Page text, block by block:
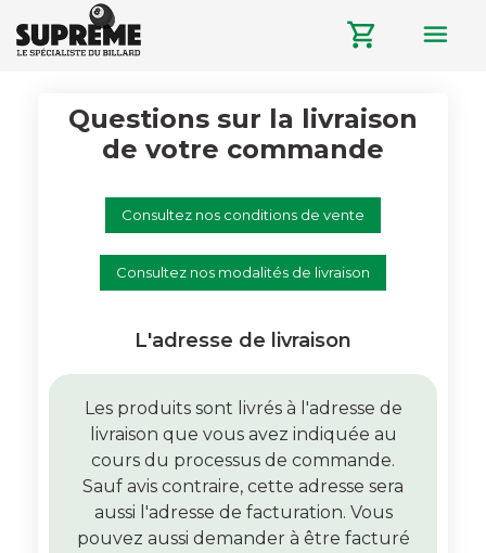
shopping_cart menu
Questions sur la livraison
de votre commande
Consultez nos conditions de vente
Consultez nos modalités de livraison
L'adresse de livraison
Les produits sont livrés à l'adresse de
livraison que vous avez indiquée au
cours du processus de commande.
Sauf avis contraire, cette adresse sera
aussi l'adresse de facturation. Vous
pouvez aussi demander à être facturé